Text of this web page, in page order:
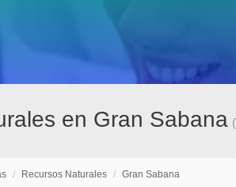
en Gran Sabana
/ Recursos Naturales / Gran Sabana